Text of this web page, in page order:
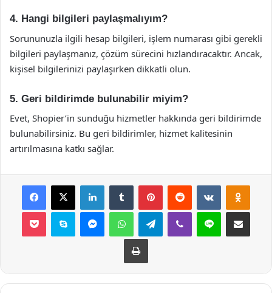
4. Hangi bilgileri paylaşmalıyım?
Sorununuzla ilgili hesap bilgileri, işlem numarası gibi gerekli
bilgileri paylaşmanız, çözüm sürecini hızlandıracaktır. Ancak,
kişisel bilgilerinizi paylaşırken dikkatli olun.
5. Geri bildirimde bulunabilir miyim?
Evet, Shopier’in sunduğu hizmetler hakkında geri bildirimde
bulunabilirsiniz. Bu geri bildirimler, hizmet kalitesinin
artırılmasına katkı sağlar.
Facebook
X LinkedInTumblr PinterestReddit VKontakte
Pocket Skype MessengerWhatsAppTelegramViber Line E-Posta ile
Yazdır